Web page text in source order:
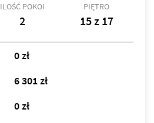
ILOŚĆ POKOI
2
PIĘTRO
15 z 17
0 zł
6 301 zł
0 zł